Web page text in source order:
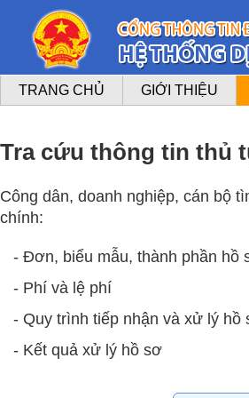
TRANG CHỦ GIỚI THIỆU
Tra cứu thông tin thủ
Công dân, doanh nghiệp, cán bộ
chính:
- Đơn, biểu mẫu, thành phần hồ
- Phí và lệ phí
- Quy trình tiếp nhận và xử lý
- Kết quả xử lý hồ sơ